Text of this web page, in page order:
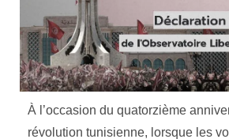
À l’occasion du quatorzième
révolution tunisienne, lorsque les